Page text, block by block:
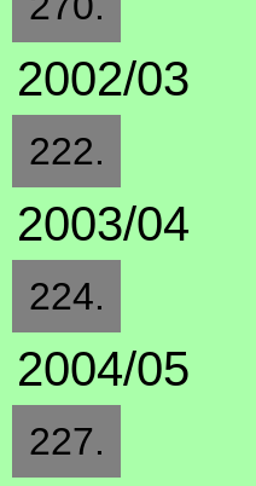
2002/03
222.
2003/04
224.
2004/05
227.